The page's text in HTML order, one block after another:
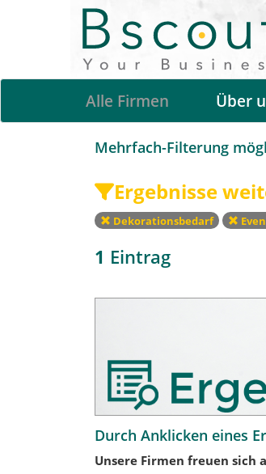
Alle Firmen Über
Mehrfach-Filterung
Ergebnisse
Dekorationsbedarf
1 Eintrag
Durch Anklicken eines
Unsere Firmen freuen sich